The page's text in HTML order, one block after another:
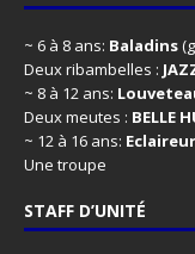
~ 6 à 8 ans: Baladins
Deux ribambelles :
~ 8 à 12 ans:
Deux meutes : BELLE
~ 12 à 16 ans:
Une troupe
STAFF D’UNITÉ